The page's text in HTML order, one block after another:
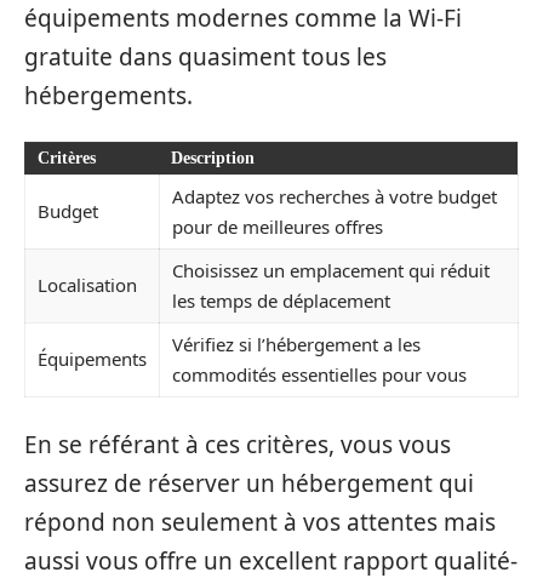
équipements modernes comme la Wi-Fi
gratuite dans quasiment tous les
hébergements.
Critères Description
Budget
Adaptez vos recherches à votre budget
pour de meilleures offres
Localisation
Choisissez un emplacement qui réduit
les temps de déplacement
Équipements
Vérifiez si l’hébergement a les
commodités essentielles pour vous
En se référant à ces critères, vous vous
assurez de réserver un hébergement qui
répond non seulement à vos attentes mais
aussi vous offre un excellent rapport qualité-